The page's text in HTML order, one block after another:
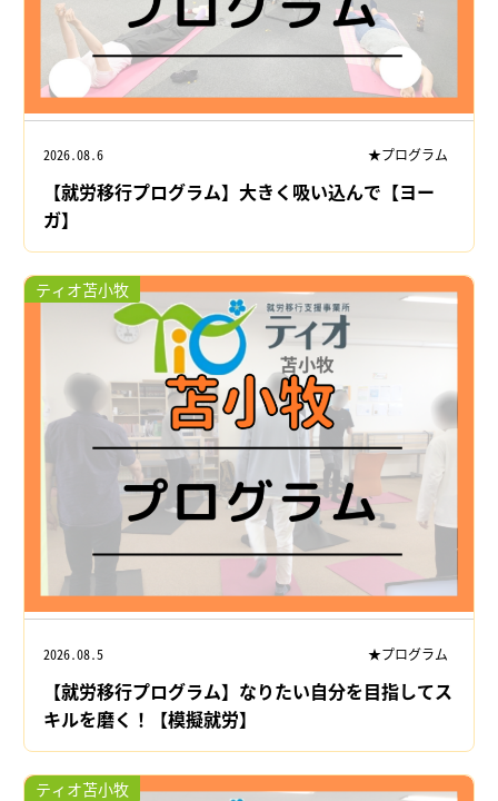
2026.08.6 ★プログラム
【就労移行プログラム】大きく吸い込んで【ヨー
ガ】
ティオ苫小牧
2026.08.5 ★プログラム
【就労移行プログラム】なりたい自分を目指してス
キルを磨く！【模擬就労】
ティオ苫小牧